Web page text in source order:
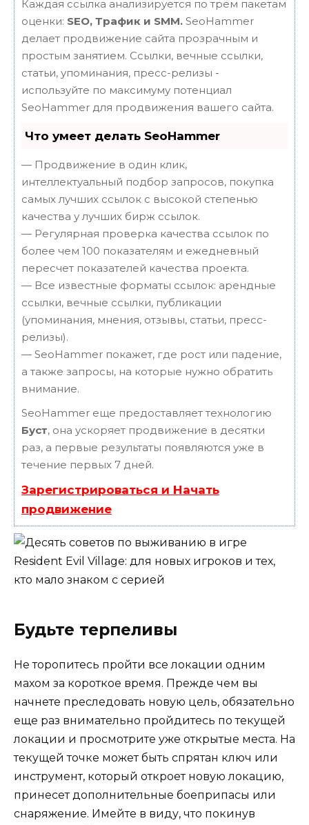
Каждая ссылка анализируется по трем пакетам
оценки: SEO, Трафик и SMM. SeoHammer
делает продвижение сайта прозрачным и
простым занятием. Ссылки, вечные ссылки,
статьи, упоминания, пресс-релизы -
используйте по максимуму потенциал
SeoHammer для продвижения вашего сайта.
Что умеет делать SeoHammer
— Продвижение в один клик,
интеллектуальный подбор запросов, покупка
самых лучших ссылок с высокой степенью
качества у лучших бирж ссылок.
— Регулярная проверка качества ссылок по
более чем 100 показателям и ежедневный
пересчет показателей качества проекта.
— Все известные форматы ссылок: арендные
ссылки, вечные ссылки, публикации
(упоминания, мнения, отзывы, статьи, пресс-
релизы).
— SeoHammer покажет, где рост или падение,
а также запросы, на которые нужно обратить
внимание.
SeoHammer еще предоставляет технологию
Буст, она ускоряет продвижение в десятки
раз, а первые результаты появляются уже в
течение первых 7 дней.
Зарегистрироваться и Начать
продвижение
Будьте терпеливы
Не торопитесь пройти все локации одним
махом за короткое время. Прежде чем вы
начнете преследовать новую цель, обязательно
еще раз внимательно пройдитесь по текущей
локации и просмотрите уже открытые места. На
текущей точке может быть спрятан ключ или
инструмент, который откроет новую локацию,
принесет дополнительные боеприпасы или
снаряжение. Имейте в виду, что покинув